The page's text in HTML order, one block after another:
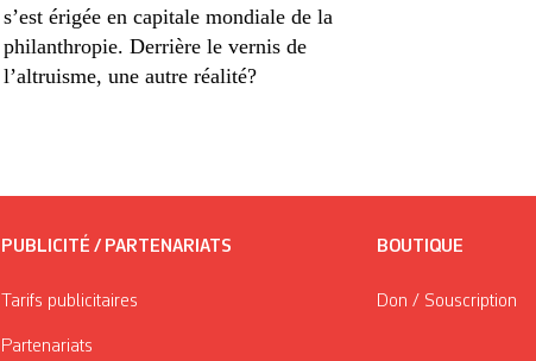
s’est érigée en capitale mondiale de la
philanthropie. Derrière le vernis de
l’altruisme, une autre réalité?
PUBLICITÉ / PARTENARIATS
Tarifs publicitaires
Partenariats
BOUTIQUE
Don / Souscription